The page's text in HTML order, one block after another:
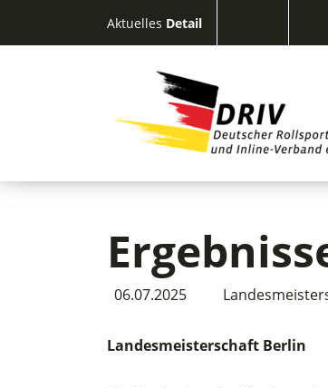
Aktuelles Detail
06.07.2025
Landesmeisterschaft Berlin